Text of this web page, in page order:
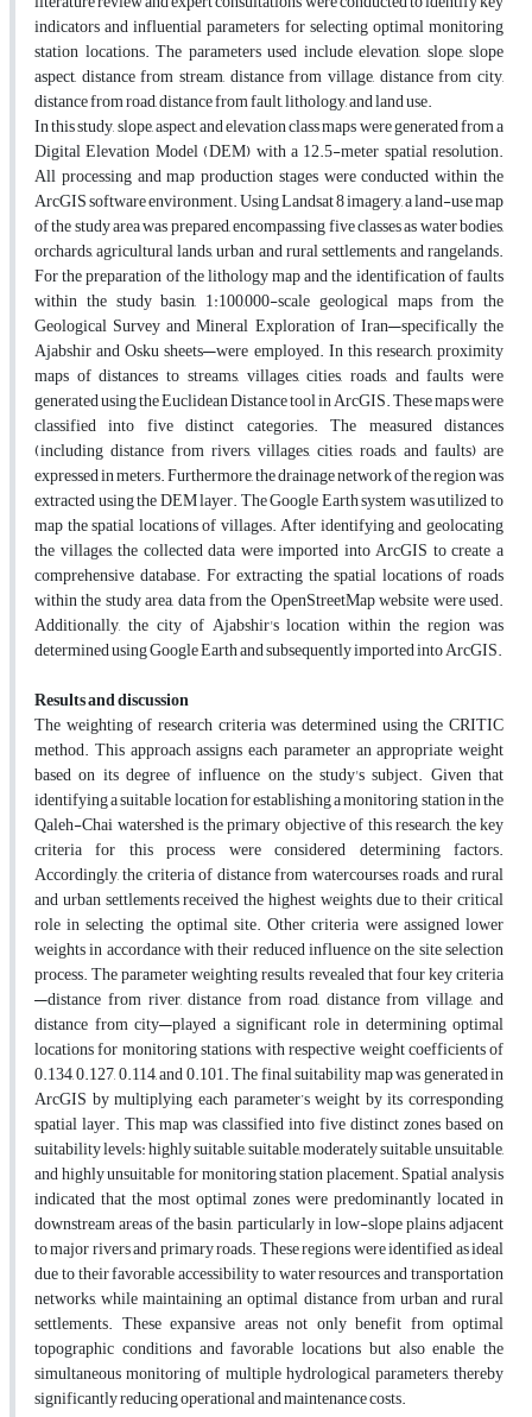
indicators and influential parameters for selecting optimal monitoring
station locations. The parameters used include elevation, slope, slope
aspect, distance from stream, distance from village, distance from city,
distance from road, distance from fault, lithology, and land use.
In this study, slope, aspect, and elevation class maps were generated from a
Digital Elevation Model (DEM) with a 12.5-meter spatial resolution.
All processing and map production stages were conducted within the
ArcGIS software environment. Using Landsat 8 imagery, a land-use map
of the study area was prepared, encompassing five classes as water bodies,
orchards, agricultural lands, urban and rural settlements, and rangelands.
For the preparation of the lithology map and the identification of faults
within the study basin, 1:100,000-scale geological maps from the
Geological Survey and Mineral Exploration of Iran—specifically the
Ajabshir and Osku sheets—were employed. In this research, proximity
maps of distances to streams, villages, cities, roads, and faults were
generated using the Euclidean Distance tool in ArcGIS. These maps were
classified into five distinct categories. The measured distances
(including distance from rivers, villages, cities, roads, and faults) are
expressed in meters. Furthermore, the drainage network of the region was
extracted using the DEM layer. The Google Earth system was utilized to
map the spatial locations of villages. After identifying and geolocating
the villages, the collected data were imported into ArcGIS to create a
comprehensive database. For extracting the spatial locations of roads
within the study area, data from the OpenStreetMap website were used.
Additionally, the city of Ajabshir's location within the region was
determined using Google Earth and subsequently imported into ArcGIS.
Results and discussion
The weighting of research criteria was determined using the CRITIC
method. This approach assigns each parameter an appropriate weight
based on its degree of influence on the study's subject. Given that
identifying a suitable location for establishing a monitoring station in the
Qaleh-Chai watershed is the primary objective of this research, the key
criteria for this process were considered determining factors.
Accordingly, the criteria of distance from watercourses, roads, and rural
and urban settlements received the highest weights due to their critical
role in selecting the optimal site. Other criteria were assigned lower
weights in accordance with their reduced influence on the site selection
process. The parameter weighting results revealed that four key criteria
—distance from river, distance from road, distance from village, and
distance from city—played a significant role in determining optimal
locations for monitoring stations, with respective weight coefficients of
0.134, 0.127, 0.114, and 0.101. The final suitability map was generated in
ArcGIS by multiplying each parameter’s weight by its corresponding
spatial layer. This map was classified into five distinct zones based on
suitability levels: highly suitable, suitable, moderately suitable, unsuitable,
and highly unsuitable for monitoring station placement. Spatial analysis
indicated that the most optimal zones were predominantly located in
downstream areas of the basin, particularly in low-slope plains adjacent
to major rivers and primary roads. These regions were identified as ideal
due to their favorable accessibility to water resources and transportation
networks, while maintaining an optimal distance from urban and rural
settlements. These expansive areas not only benefit from optimal
topographic conditions and favorable locations but also enable the
simultaneous monitoring of multiple hydrological parameters, thereby
significantly reducing operational and maintenance costs.